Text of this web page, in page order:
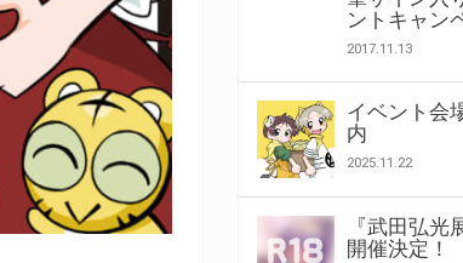
ントキャン
2017.11.13
イベント会
内
2025.11.22
『武田弘光
開催決定！